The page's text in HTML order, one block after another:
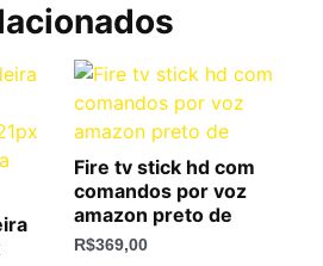
Fire tv stick hd com
comandos por voz
amazon preto de
R$369,00